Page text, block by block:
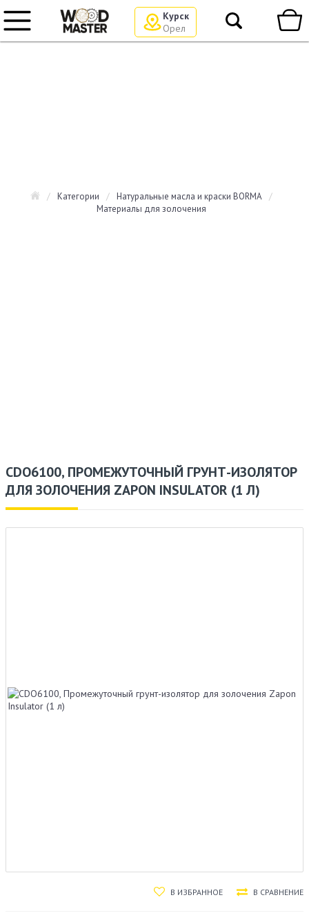
Курск
Орел
/ Категории / Натуральные масла и краски BORMA
/
Материалы для золочения
CDO6100, ПРОМЕЖУТОЧНЫЙ ГРУНТ-ИЗОЛЯТОР
ДЛЯ ЗОЛОЧЕНИЯ ZAPON INSULATOR (1 Л)
В ИЗБРАННОЕ В СРАВНЕНИЕ